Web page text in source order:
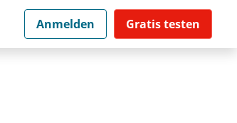
Anmelden Gratis testen